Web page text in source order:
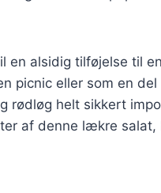
en alsidig tilføjelse til
picnic eller som en del
rødløg helt sikkert
af denne lækre salat,